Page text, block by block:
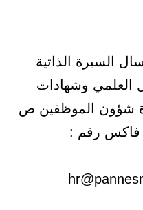
السيرة الذاتية
العلمي وشهادات
شؤون الموظفين ص
ب 99813 الرياض ـ 11625 فاكس رقم :